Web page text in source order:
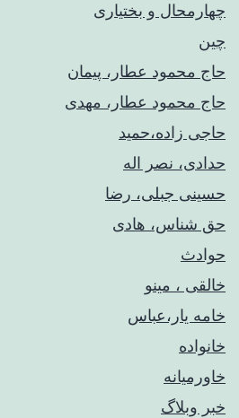
چهارمحال و بختیاری
چین
حاج محمود عطار، پیمان
حاج محمود عطار، مهدی
حاجی زاده،حمید
حدادی، نصر اله
حسینی جبلی، رضا
حق شناس، هادی
حوادث
خالقی ، مینو
خامه یار،عباس
خانواده
خاورمیانه
خبر وبلاگ